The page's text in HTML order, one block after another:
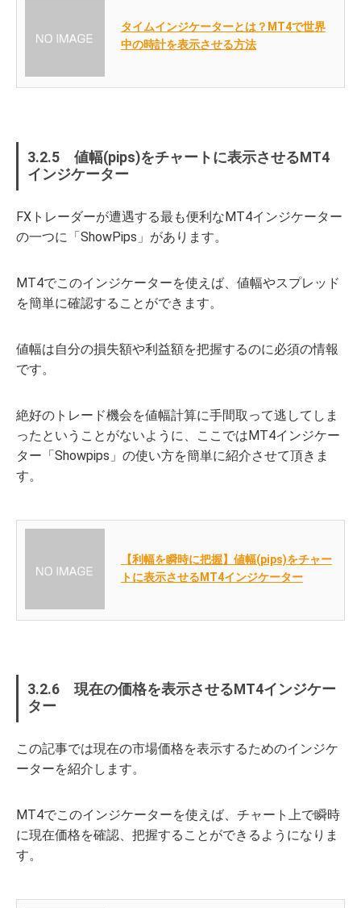
タイムインジケーターとは？MT4で世界
中の時計を表示させる方法
3.2.5 値幅(pips)をチャートに表示させるMT4
インジケーター
FXトレーダーが遭遇する最も便利なMT4インジケーター
の一つに「ShowPips」があります。
MT4でこのインジケーターを使えば、値幅やスプレッド
を簡単に確認することができます。
値幅は自分の損失額や利益額を把握するのに必須の情報
です。
絶好のトレード機会を値幅計算に手間取って逃してしま
ったということがないように、ここではMT4インジケー
ター「Showpips」の使い方を簡単に紹介させて頂きま
す。
【利幅を瞬時に把握】値幅(pips)をチャー
トに表示させるMT4インジケーター
3.2.6 現在の価格を表示させるMT4インジケー
ター
この記事では現在の市場価格を表示するためのインジケ
ーターを紹介します。
MT4でこのインジケーターを使えば、チャート上で瞬時
に現在価格を確認、把握することができるようになりま
す。